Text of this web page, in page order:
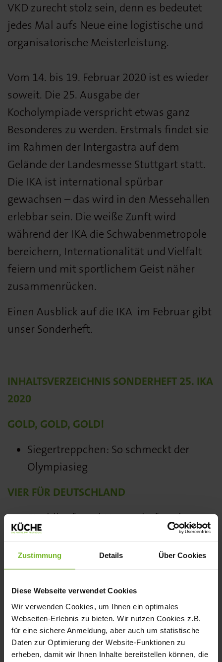
Zustimmung Details Über Cookies
Diese Webseite verwendet Cookies
Wir verwenden Cookies, um Ihnen ein optimales
Webseiten-Erlebnis zu bieten. Wir nutzen Cookies z.B.
für eine sichere Anmeldung, aber auch um statistische
Daten zur Optimierung der Website-Funktionen zu
erheben, damit wir Ihnen Inhalte bereitstellen können, die
VKD zurecht stolz sein, denn es bedeutet
jedes Mal aufs Neue eine logistische und
organisatorische Meisterleistung.
Vom 14. bis 19. Februar 2020 ist es wieder
soweit. Die 25. Ausgabe der
Kocholympiade verspricht etwas ganz
Besonderes zu werden. Erstmals findet sie
im Rahmen der Intergastra auf dem
Gelände der Landesmesse Stuttgart statt.
Die IKA ist international spürbar
gewachsen – das wird in den Messehallen
erlebbar sein. Die weiße Zunft wird
während der IKA die Schwabenmetropole
bereichern, Internationalität und Vielfalt
feiern und mit sportlichem Geist näher
zusammenrücken.
Einen Ausblick auf die IKA im Februar gibt
unser Sonderheft.
INHALTSVERZEICHNIS SONDERHEFT 25. IKA
2020
GOLD, GOLD, GOLD!
Siegertreppchen: So schmeckt der
Olympiasieg
VIER FÜR DEUTSCHLAND
Strahlkraft und Mannschaftsgeist:
Ronny Pietzner im Interview
Kein Team ohne Trainer: Paul Emde
und die Junioren
We Are One Team: Deutsche
Nationalmannschaften beim Training
Frauenpower: Teamkapitän“in“ Anne
Kratz im Porträt
Starkes Doppel: Regionalmannschaft